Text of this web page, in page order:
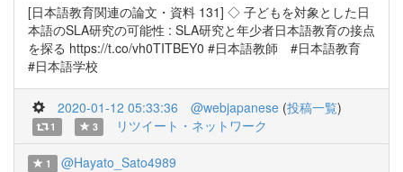
[日本語教育関連の論文・資料 131] ◇ 子どもを対象とした日
本語のSLA研究の可能性 : SLA研究と年少者日本語教育の接点
を探る https://t.co/vh0TITBEY0 #日本語教師 #日本語教育
#日本語学校
2020-01-12 05:33:36 @webjapanese (投稿一覧)
1 3 リツイート・ネットワーク
1 @Hayato_Sato4989